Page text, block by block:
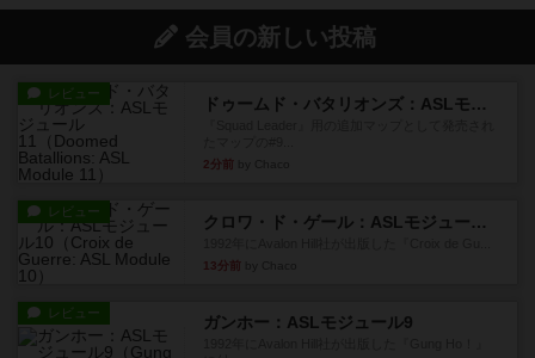
会員の新しい投稿
レビュー
ドゥームド・バタリオンズ：ASLモジュール11
2分前
レビュー
クロワ・ド・ゲール：ASLモジュール10
13分前
レビュー ガンホー：ASLモジュール9